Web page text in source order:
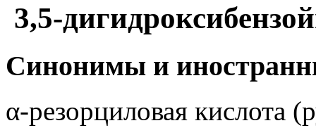
3,5-
Синонимы и
α-резорциловая кислота